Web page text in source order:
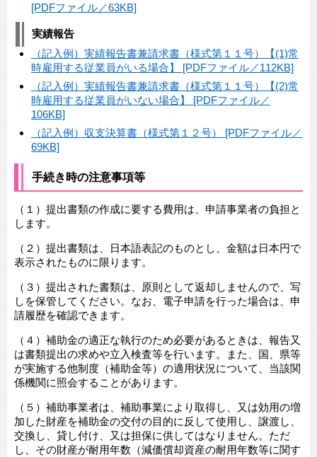
[PDFファイル／63KB]
実績報告
（記入例）実績報告書兼請求書（様式第１１号）【(1)常
時雇用する従業員がいる場合】 [PDFファイル／112KB]
（記入例）実績報告書兼請求書（様式第１１号）【(2)常
時雇用する従業員がいない場合】 [PDFファイル／
106KB]
（記入例）収支決算書（様式第１２号） [PDFファイル／
69KB]
手続き時の注意事項等
（１）提出書類の作成に要する費用は、申請事業者の負担と
します。
（２）提出書類は、日本語表記のものとし、金額は日本円で
表示されたものに限ります。
（３）提出された書類は、原則として返却しませんので、写
しを保管してください。なお、電子申請を行った場合は、申
請履歴を確認できます。
（４）補助金の適正な執行のため必要があるときは、報告又
は書類提出の求めや立入検査等を行います。また、国、県等
が実施する他制度（補助金等）の適用状況について、当該関
係機関に照会することがあります。
（５）補助事業者は、補助事業により取得し、又は効用の増
加した財産を補助金の交付の目的に反して使用し、譲渡し、
交換し、貸し付け、又は担保に供してはなりません。ただ
し、その財産が耐用年数（減価償却資産の耐用年数等に関す